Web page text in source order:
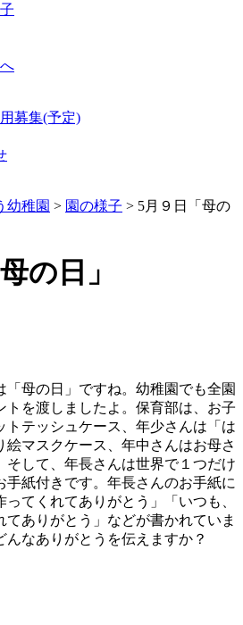
募集(予定)
幼稚園 > 園の様子 > 5月９日「母の
の日」
「母の日」ですね。幼稚園でも全園
トを渡しましたよ。保育部は、お子
トテッシュケース、年少さんは「は
絵マスクケース、年中さんはお母さ
そして、年長さんは世界で１つだけ
手紙付きです。年長さんのお手紙に
てくれてありがとう」「いつも、
てありがとう」などが書かれていま
んなありがとうを伝えますか？